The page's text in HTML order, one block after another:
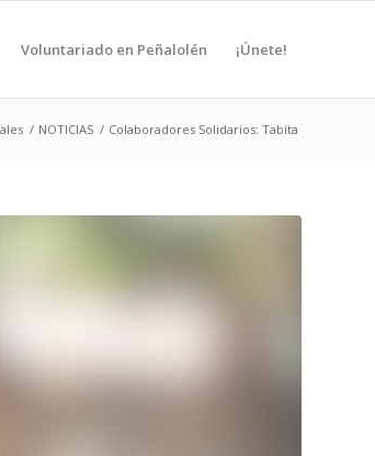
Voluntariado en Peñalolén ¡Únete!
/ NOTICIAS / Colaboradores Solidarios: Tabita